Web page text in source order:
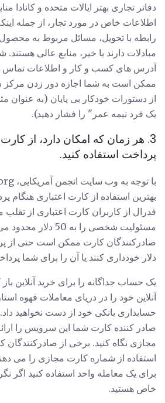
دفاتر تجاری بهتر ایالات متحده و کانادا
اطلاعات خاص در مورد تجار، از جمله اینکه
رابطه با تحویل، مسائل مربوط به محصول
مبادلات دارند یا خیر، منابع عالی هستند.
آدرس های کسب و کار و اطلاعات
ممکن است به شما اجازه دور زدن
یک فرد نیمه عمر" را فشار دهید).
3. هر زمان که امکان دارد، از
پرداخت استفاده کنید.
بهترین استفاده از کارت اعتباری هنگام
فدرال از کاربران کارت اعتباری از
مسئولیت شخصی را به 50
دلار خودداری كنند یا آن را برای شما
یک حساب جداگانه را برای خرید آنلاین باز
آنلاین خود را در دریای معاملات قهوه
حسابداری بانکی خود از دست نخواهید
صادر کننده کارت شما این سرویس را
مجازی نگاه کنید. برخی از صادرکنندگان
استفاده از شماره کارت مجازی را می
برای یک معامله واحد استفاده کنید اگر
خاص هستید.